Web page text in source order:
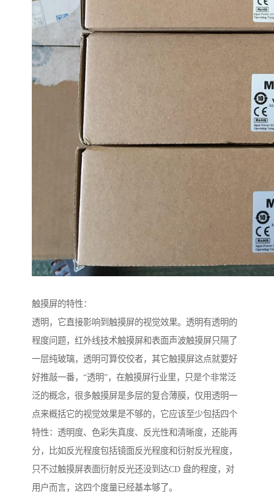
触摸屏的特性：
透明，它直接影响到触摸屏的视觉效果。透明有透明的
程度问题，红外线技术触摸屏和表面声波触摸屏只隔了
一层纯玻璃，透明可算佼佼者，其它触摸屏这点就要好
好推敲一番，“透明”，在触摸屏行业里，只是个非常泛
泛的概念，很多触摸屏是多层的复合薄膜，仅用透明一
点来概括它的视觉效果是不够的，它应该至少包括四个
特性：透明度、色彩失真度、反光性和清晰度，还能再
分，比如反光程度包括镜面反光程度和衍射反光程度，
只不过触摸屏表面衍射反光还没到达CD 盘的程度，对
用户而言，这四个度量已经基本够了。